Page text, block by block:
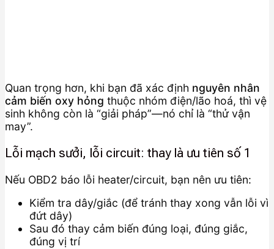
Quan trọng hơn, khi bạn đã xác định nguyên nhân
cảm biến oxy hỏng thuộc nhóm điện/lão hoá, thì vệ
sinh không còn là “giải pháp”—nó chỉ là “thử vận
may”.
Lỗi mạch sưởi, lỗi circuit: thay là ưu tiên số 1
Nếu OBD2 báo lỗi heater/circuit, bạn nên ưu tiên:
Kiểm tra dây/giắc (để tránh thay xong vẫn lỗi vì
đứt dây)
Sau đó thay cảm biến đúng loại, đúng giắc,
đúng vị trí